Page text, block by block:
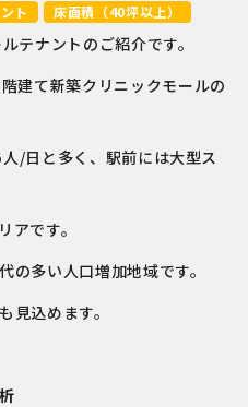
ト 床面積（40坪以上）
テナントのご紹介です。
建て新築クリニックモールの
/日と多く、駅前には大型ス
アです。
の多い人口増加地域です。
見込めます。